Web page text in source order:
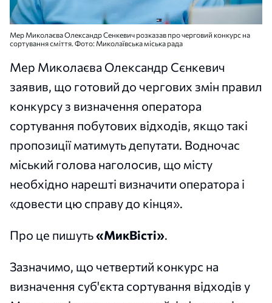
Мер Миколаєва Олександр Сенкевич розказав про черговий конкурс на
сортування сміття. Фото: Миколаївська міська рада
Мер Миколаєва Олександр Сєнкевич
заявив, що готовий до чергових змін правил
конкурсу з визначення оператора
сортування побутових відходів, якщо такі
пропозиції матимуть депутати. Водночас
міський голова наголосив, що місту
необхідно нарешті визначити оператора і
«довести цю справу до кінця».
Про це пишуть«МикВісті».
Зазначимо, що четвертий конкурс на
визначення суб'єкта сортування відходів у